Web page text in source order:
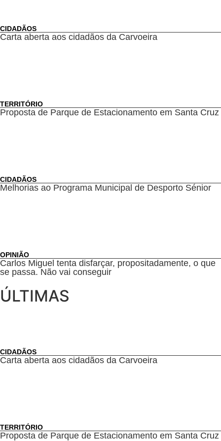
CIDADÃOS
Carta aberta aos cidadãos da Carvoeira
TERRITÓRIO
Proposta de Parque de Estacionamento em Santa Cruz
CIDADÃOS
Melhorias ao Programa Municipal de Desporto Sénior
OPINIÃO
Carlos Miguel tenta disfarçar, propositadamente, o que
se passa. Não vai conseguir
ÚLTIMAS
CIDADÃOS
Carta aberta aos cidadãos da Carvoeira
TERRITÓRIO
Proposta de Parque de Estacionamento em Santa Cruz